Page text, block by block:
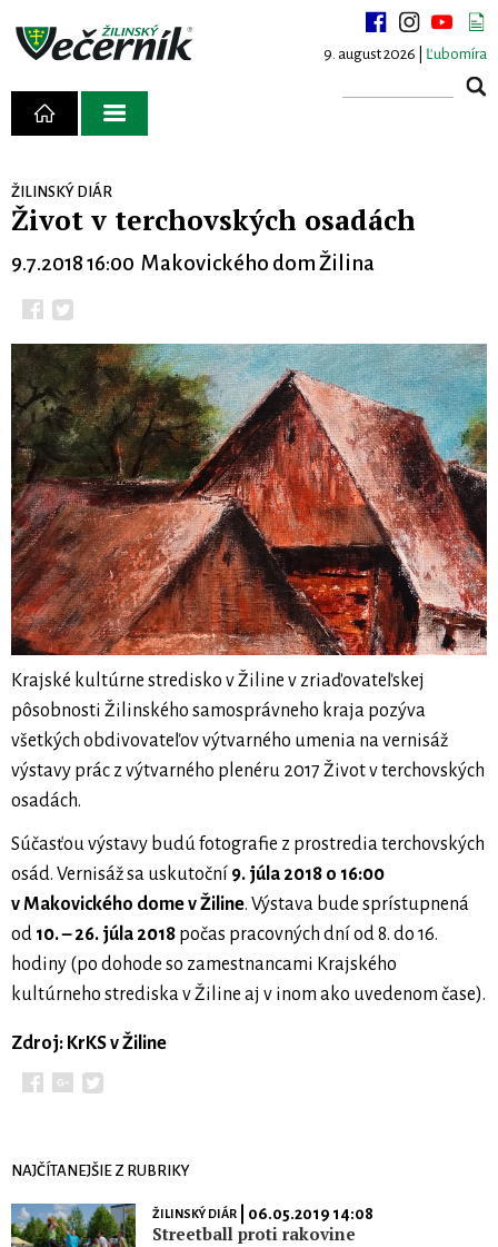
9. august 2026 | Ľubomíra
ŽILINSKÝ DIÁR
Život v terchovských osadách
9.7.2018 16:00 Makovického dom Žilina
Krajské kultúrne stredisko v Žiline v zriaďovateľskej
pôsobnosti Žilinského samosprávneho kraja pozýva
všetkých obdivovateľov výtvarného umenia na vernisáž
výstavy prác z výtvarného plenéru 2017 Život v terchovských
osadách.
Súčasťou výstavy budú fotografie z prostredia terchovských
osád. Vernisáž sa uskutoční 9. júla 2018 o 16:00
v Makovického dome v Žiline. Výstava bude sprístupnená
od 10. – 26. júla 2018 počas pracovných dní od 8. do 16.
hodiny (po dohode so zamestnancami Krajského
kultúrneho strediska v Žiline aj v inom ako uvedenom čase).
Zdroj: KrKS v Žiline
NAJČÍTANEJŠIE Z RUBRIKY
ŽILINSKÝ DIÁR| 06.05.2019 14:08
Streetball proti rakovine